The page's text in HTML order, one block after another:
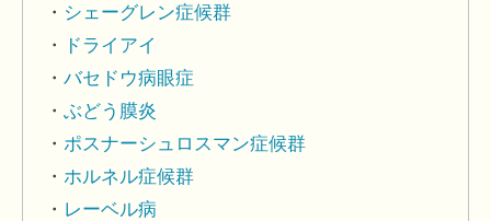
シェーグレン症候群
ドライアイ
バセドウ病眼症
ぶどう膜炎
ポスナーシュロスマン症候群
ホルネル症候群
レーベル病